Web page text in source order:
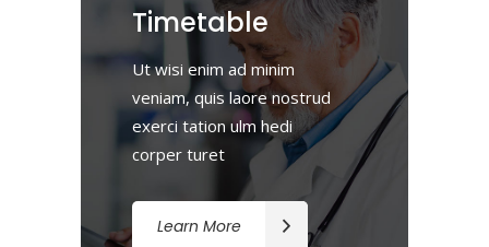
Timetable
Ut wisi enim ad minim
veniam, quis laore nostrud
exerci tation ulm hedi
corper turet
Learn More